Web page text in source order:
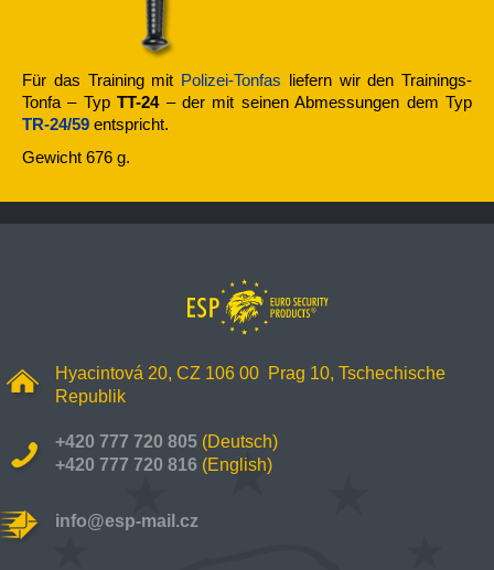
Für das Training mit Polizei-Tonfas liefern wir den Trainings-
Tonfa – TypTT-24– der mit seinen Abmessungen dem Typ
TR-24/59 entspricht.
Gewicht 676 g.
Hyacintová 20, CZ 106 00 Prag 10, Tschechische
Republik
+420 777 720 805 (Deutsch)
+420 777 720 816 (English)
info@esp-mail.cz